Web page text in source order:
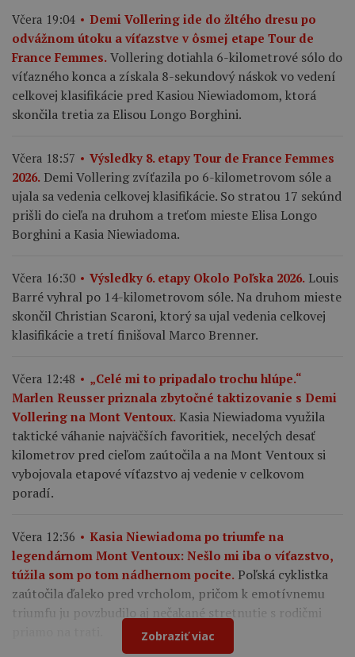
Včera 19:04
Demi Vollering ide do žltého dresu po
odvážnom útoku a víťazstve v ôsmej etape Tour de
France Femmes. Vollering dotiahla 6-kilometrové sólo do
víťazného konca a získala 8-sekundový náskok vo vedení
celkovej klasifikácie pred Kasiou Niewiadomom, ktorá
skončila tretia za Elisou Longo Borghini.
Včera 18:57
Výsledky 8. etapy Tour de France Femmes
2026. Demi Vollering zvíťazila po 6-kilometrovom sóle a
ujala sa vedenia celkovej klasifikácie. So stratou 17 sekúnd
prišli do cieľa na druhom a treťom mieste Elisa Longo
Borghini a Kasia Niewiadoma.
Včera 16:30 Výsledky 6. etapy Okolo Poľska 2026. Louis
Barré vyhral po 14-kilometrovom sóle. Na druhom mieste
skončil Christian Scaroni, ktorý sa ujal vedenia celkovej
klasifikácie a tretí finišoval Marco Brenner.
Včera 12:48
„Celé mi to pripadalo trochu hlúpe.“
Marlen Reusser priznala zbytočné taktizovanie s Demi
Vollering na Mont Ventoux. Kasia Niewiadoma využila
taktické váhanie najväčších favoritiek, necelých desať
kilometrov pred cieľom zaútočila a na Mont Ventoux si
vybojovala etapové víťazstvo aj vedenie v celkovom
poradí.
Včera 12:36
Kasia Niewiadoma po triumfe na
legendárnom Mont Ventoux: Nešlo mi iba o víťazstvo,
túžila som po tom nádhernom pocite. Poľská cyklistka
zaútočila ďaleko pred vrcholom, pričom k emotívnemu
triumfu ju povzbudilo aj nečakané stretnutie s rodičmi
Zobraziť viac